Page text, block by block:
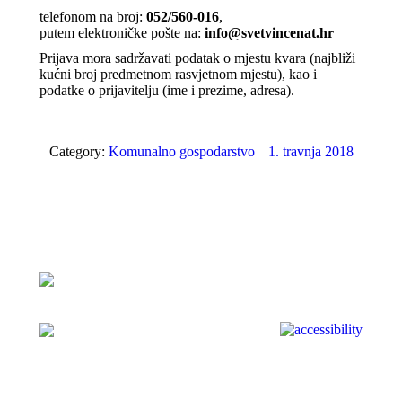
telefonom na broj: 052/560-016,
putem elektroničke pošte na: info@svetvincenat.hr
Prijava mora sadržavati podatak o mjestu kvara (najbliži
kućni broj predmetnom rasvjetnom mjestu), kao i
podatke o prijavitelju (ime i prezime, adresa).
Category: Komunalno gospodarstvo 1. travnja 2018